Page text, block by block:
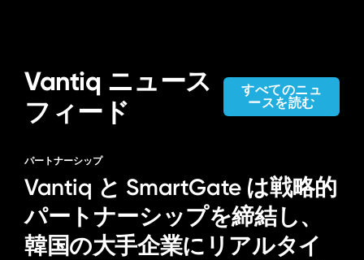
Vantiq ニュース
フィード
すべてのニュ
ースを読む
パートナーシップ
Vantiq と SmartGate は戦略的
パートナーシップを締結し、
韓国の大手企業にリアルタイ